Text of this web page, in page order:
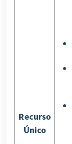
Recurso
Único